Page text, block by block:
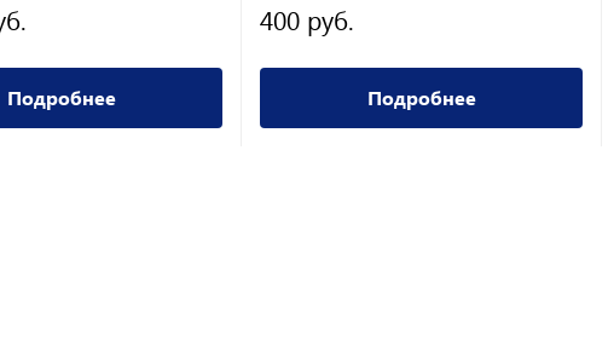
Подробнее
400 руб.
Подробнее